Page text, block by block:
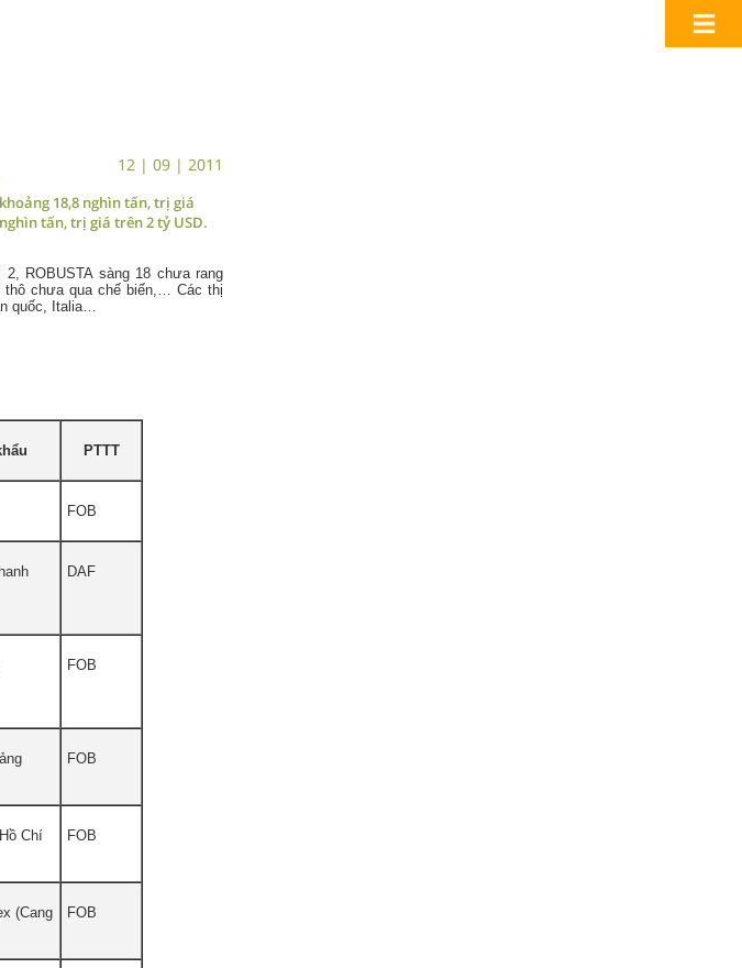
12 | 09 | 2011
18,8 nghìn tấn, trị giá
tấn, trị giá trên 2 tỷ USD.
ROBUSTA sàng 18 chưa rang
thô chưa qua chế biến,… Các thị
quốc, Italia…
PTTT
FOB
DAF
FOB
FOB
Chí
FOB
(Cang
FOB